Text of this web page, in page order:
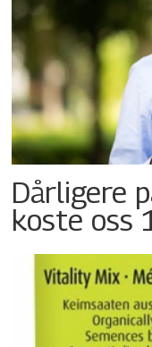
Dårligere
koste oss